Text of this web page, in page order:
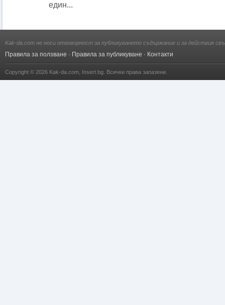
един...
Kak-da.com не носи отговорност за публикуваното съдържание и за действия
Правила за ползване · Правила за публикуване · Контакти
Copyright © 2026 Kak-da.com Insert.bg . Всички права запазени.